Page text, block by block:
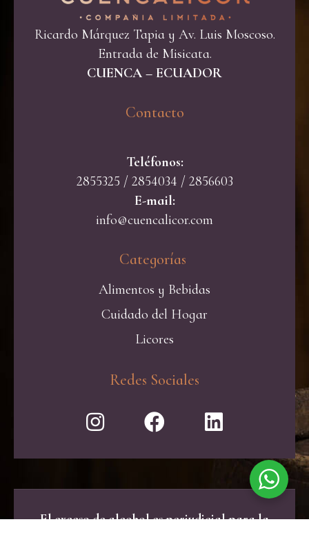
Ricardo Márquez Tapia y Av. Luis Moscoso.
Entrada de Misicata.
CUENCA – ECUADOR
Contacto​
Teléfonos:
2855325 / 2854034 / 2856603
E-mail:
info@cuencalicor.com
Categorías ​
Alimentos y Bebidas
Cuidado del Hogar
Licores
Redes Sociales
El exceso de alcohol es perjudicial para la